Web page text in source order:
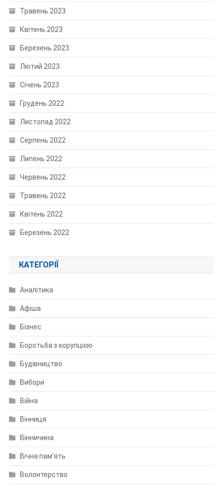
Травень 2023
Квітень 2023
Березень 2023
Лютий 2023
Січень 2023
Грудень 2022
Листопад 2022
Серпень 2022
Липень 2022
Червень 2022
Травень 2022
Квітень 2022
Березень 2022
КАТЕГОРІЇ
Аналітика
Афіша
Бізнес
Боротьба з корупцією
Будівництво
Вибори
Війна
Вінниця
Вінничина
Вічна пам'ять
Волонтерство